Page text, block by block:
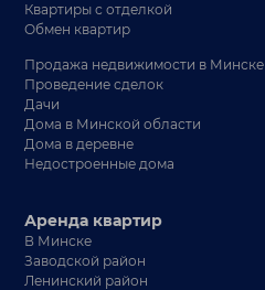
Квартиры с отделкой
Обмен квартир
Продажа недвижимости в Минске
Проведение сделок
Дачи
Дома в Минской области
Дома в деревне
Недостроенные дома
Аренда квартир
В Минске
Заводской район
Ленинский район